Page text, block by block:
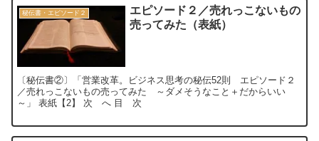
秘伝書・エピソード２
エピソード２／売れっこないもの
売ってみた（表紙）
〔秘伝書②〕「営業改革。ビジネス思考の秘伝52則 エピソード２
／売れっこないもの売ってみた ～ダメそうなこと＋だからいい
～」 表紙【2】 次 へ 目 次